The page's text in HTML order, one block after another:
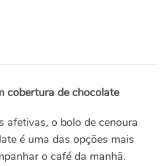
cobertura de chocolate
afetivas, o bolo de cenoura
é uma das opções mais
o café da manhã.